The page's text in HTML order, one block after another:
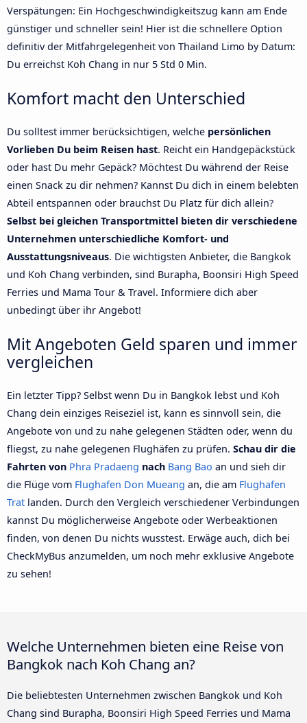
Verspätungen: Ein Hochgeschwindigkeitszug kann am Ende
günstiger und schneller sein! Hier ist die schnellere Option
definitiv der Mitfahrgelegenheit von Thailand Limo by Datum:
Du erreichst Koh Chang in nur 5 Std 0 Min.
Komfort macht den Unterschied
Du solltest immer berücksichtigen, welche persönlichen
Vorlieben Du beim Reisen hast. Reicht ein Handgepäckstück
oder hast Du mehr Gepäck? Möchtest Du während der Reise
einen Snack zu dir nehmen? Kannst Du dich in einem belebten
Abteil entspannen oder brauchst Du Platz für dich allein?
Selbst bei gleichen Transportmittel bieten dir verschiedene
Unternehmen unterschiedliche Komfort- und
Ausstattungsniveaus. Die wichtigsten Anbieter, die Bangkok
und Koh Chang verbinden, sind Burapha, Boonsiri High Speed
Ferries und Mama Tour & Travel. Informiere dich aber
unbedingt über ihr Angebot!
Mit Angeboten Geld sparen und immer
vergleichen
Ein letzter Tipp? Selbst wenn Du in Bangkok lebst und Koh
Chang dein einziges Reiseziel ist, kann es sinnvoll sein, die
Angebote von und zu nahe gelegenen Städten oder, wenn du
fliegst, zu nahe gelegenen Flughäfen zu prüfen. Schau dir die
Fahrten von Phra Pradaeng nach Bang Bao an und sieh dir
die Flüge vom Flughafen Don Mueang an, die am Flughafen
Trat landen. Durch den Vergleich verschiedener Verbindungen
kannst Du möglicherweise Angebote oder Werbeaktionen
finden, von denen Du nichts wusstest. Erwäge auch, dich bei
CheckMyBus anzumelden, um noch mehr exklusive Angebote
zu sehen!
Welche Unternehmen bieten eine Reise von
Bangkok nach Koh Chang an?
Die beliebtesten Unternehmen zwischen Bangkok und Koh
Chang sind Burapha, Boonsiri High Speed Ferries und Mama